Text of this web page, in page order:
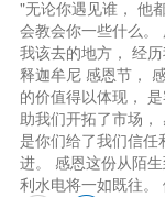
"无论你遇见谁， 他
会教会你一些什么。
我该去的地方， 经
释迦牟尼 感恩节，
的价值得以体现，
助我们开拓了市场，
是你们给了我们信
进。 感恩这份从陌
利水电将一如既往。